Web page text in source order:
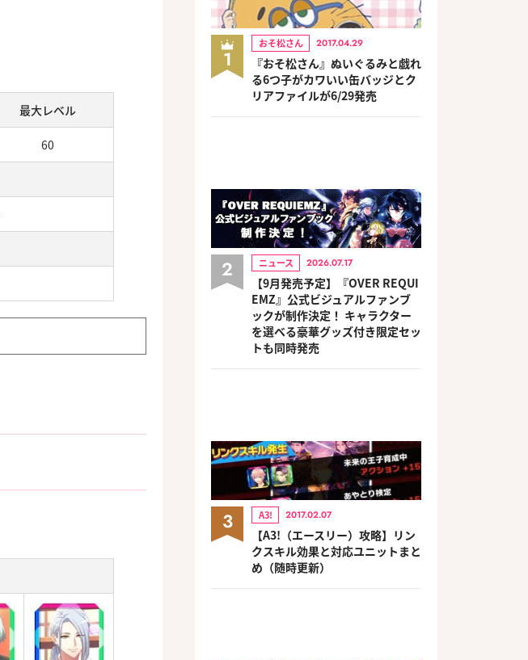
最大レベル
60
1
おそ松さん 2017.04.29
『おそ松さん』ぬいぐるみと戯れ
る6つ子がカワいい缶バッジとク
リアファイルが6/29発売
2 ニュース 2026.07.17
【9月発売予定】『OVER REQUI
EMZ』公式ビジュアルファンブ
ックが制作決定！ キャラクター
を選べる豪華グッズ付き限定セッ
トも同時発売
3 A3! 2017.02.07
【A3!（エースリー）攻略】リン
クスキル効果と対応ユニットまと
め（随時更新）